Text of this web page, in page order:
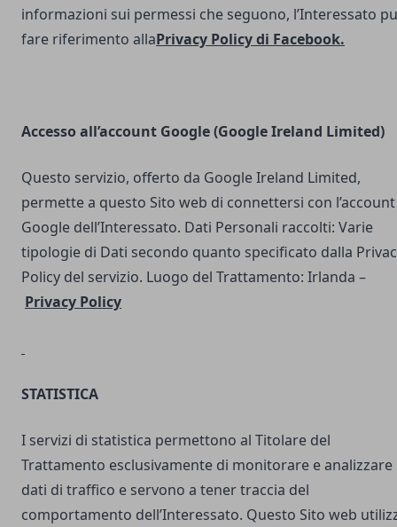
informazioni sui permessi che seguono, l’Interessato
fare riferimento allaPrivacy Policy di Facebook.
Accesso all’account Google (Google Ireland Limited)
Questo servizio, offerto da Google Ireland Limited,
permette a questo Sito web di connettersi con l’account
Google dell’Interessato. Dati Personali raccolti: Varie
tipologie di Dati secondo quanto specificato dalla
Policy del servizio. Luogo del Trattamento: Irlanda –
Privacy Policy
STATISTICA
I servizi di statistica permettono al Titolare del
Trattamento esclusivamente di monitorare e analizzare
dati di traffico e servono a tener traccia del
comportamento dell’Interessato. Questo Sito web